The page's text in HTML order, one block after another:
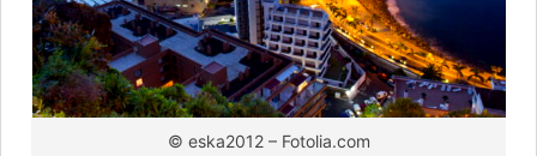
© eska2012 – Fotolia.com